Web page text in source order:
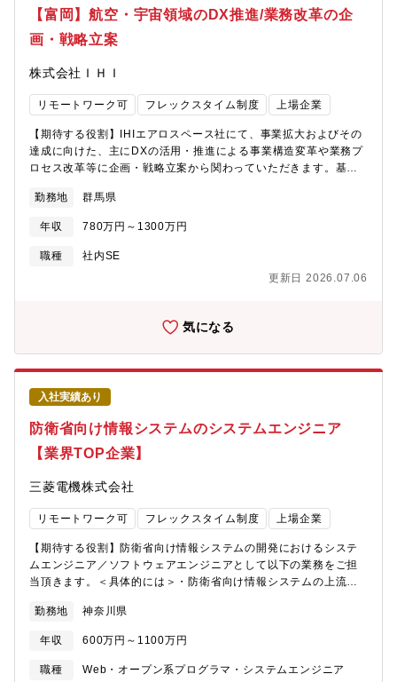
ミドルウェアの提供責任者として、担当するミドルウェアの組織
内適用ユースケースにおいて発生した問題点を特定し、ミドルウ
ェア利用者の課題であればその解消の支援を行い、担当するミド
グラムマネジメント計画 (複数のプロジェクト計画) の中で取り組
みを進めながら、小規模または中規模のプロジェクトを遂行す
る。・既存のプロセス、システム、手順に対する改善を提案す
の一部に関わる計画を提出、実施する。【ポジションの魅力・や
りがい・キャリアパス】●ポジションの魅力・電力・エネルギー領
域のトップメーカである日立の中でも、事業の根幹を担う、電力
系統監視制御システムのミドルウェア提供を通じて、部門の提供
の成果は論文や学会発表など、業界内外での強いプレゼンスを発
織を横断してソリューションの強みを発揮する「真の
OneHitachi」の実現に寄与できる・設計、開発したソフトウェア
できる。●キャリアパス・機能のリーダーから、全体を俯瞰するマ
思に沿ってキャリア形成ができる【働く環境】①チームについ
ムを組んで目標に向かってベクトルを一つになって遂行します。
また、業務も多岐なことから、自身の経験や成長にあわせて、
色々なチャレンジができます。・経験豊富なOTエンジニアによる
制御技術のOJTを受けることができ、高度な専門技術者として活
躍することができます。②働き方について・在宅勤務と出社のハ
イブリッド勤務が可能で柔軟な働き方を実現しています。大みか
の電力システム設計部は、オフィス空間デザインの大手、イトー
キによる国内初のABWを実現した魅力ある職場で部員や来訪者か
らの非常に高い評価を得ています。
https://www.itoki.jp/abw/topics/case-study/hitachi-
（詳細は勤務事業所により異なります）によって皆さんの住居を
たしています。■育児教育育児施設利用費補助、子どもの教育費補
助 等※福利厚生制度（参考HP）
【富岡】航空・宇宙領域のDX推進/業務改革の企
画・戦略立案
株式会社ＩＨＩ
リモートワーク可 フレックスタイム制度 上場企業
【期待する役割】IHIエアロスペース社にて、事業拡大およびその
達成に向けた、主にDXの活用・推進による事業構造変革や業務プ
ロセス改革等に企画・戦略立案から関わっていただきます。基幹
の開発・製造、更には国防に資する誘導弾等の開発など当社が携
わる航空・宇宙・防衛事業における開発案件が増大しています。
経営・コーポレート・設計・製造部門といった多岐にわたる業務
分野の改革に向けてDXの推進を進めており、ご経験に合わせた領
までに携わっていただくことを想定しています。※ご経験やスキ
の採用となる可能性がございます。※ご入社後すぐ、本事業を担
当する「(株)IHIエアロスペース」に出向・勤務いただきます。
【業務内容】IHIの航空・宇宙・防衛事業領域を担う当社のビジネ
スアーキテクト及びそのDX推進担当として、デジタル技術を活用
した事業構造改革・業務プロセス改革に関する企画・戦略企画立
案及び、導入に向けたプロジェクトマネジメント等をお任せいた
します。現在は6領域（設計/生産/調達/営業/総務人事/経営管理）
におけるプロジェクトが進んでいますが、それぞれ規模や納期が
異なります。事業成長に伴う、デジタル技術を活用した業務構造
ら、リリースに向けた予算検討やITシステム・ベンダーの選定等
の導入までを主担当として取りまとめていただきます。各プロジ
ェクトは複数名の体制で行っており、プロジェクト内で付随した
ます。当社事業や製品開発には、顧客（防衛省/JAXA/システムプ
ライムメーカー等）の厳格なルールに基づいたセキュリティレベ
ル要件が求められており、事業固有の要件を考慮した上で、経営
や各現場におけるシステムの高度化を推し進めていただきます。■
EDIの導入・活用とその先にあるSCMの業務高度化《設計》モデ
た生産方法やレイアウト検討ができるデジタルツインの構築など
勤務地 群馬県
年収 780万円～1300万円
職種
社内SE
更新日 2026.07.06
気になる
入社実績あり
防衛省向け情報システムのシステムエンジニア
【業界TOP企業】
三菱電機株式会社
リモートワーク可 フレックスタイム制度 上場企業
【期待する役割】防衛省向け情報システムの開発におけるシステ
ムエンジニア／ソフトウェアエンジニアとして以下の業務をご担
当頂きます。＜具体的には＞・防衛省向け情報システムの上流設
開発したシステムの客先導入及び運用支援、新機能付与に向けた
客先ヒアリング・プロジェクトマネジメント・事業提案（運用支
援などで得た知見、業界動向、技術動向などを踏まえたシステム
コンセプト検討など）・技術開発（研究所や他部門と連携した魅
勤務地 神奈川県
年収 600万円～1100万円
職種
Web・オープン系プログラマ・システムエンジニア